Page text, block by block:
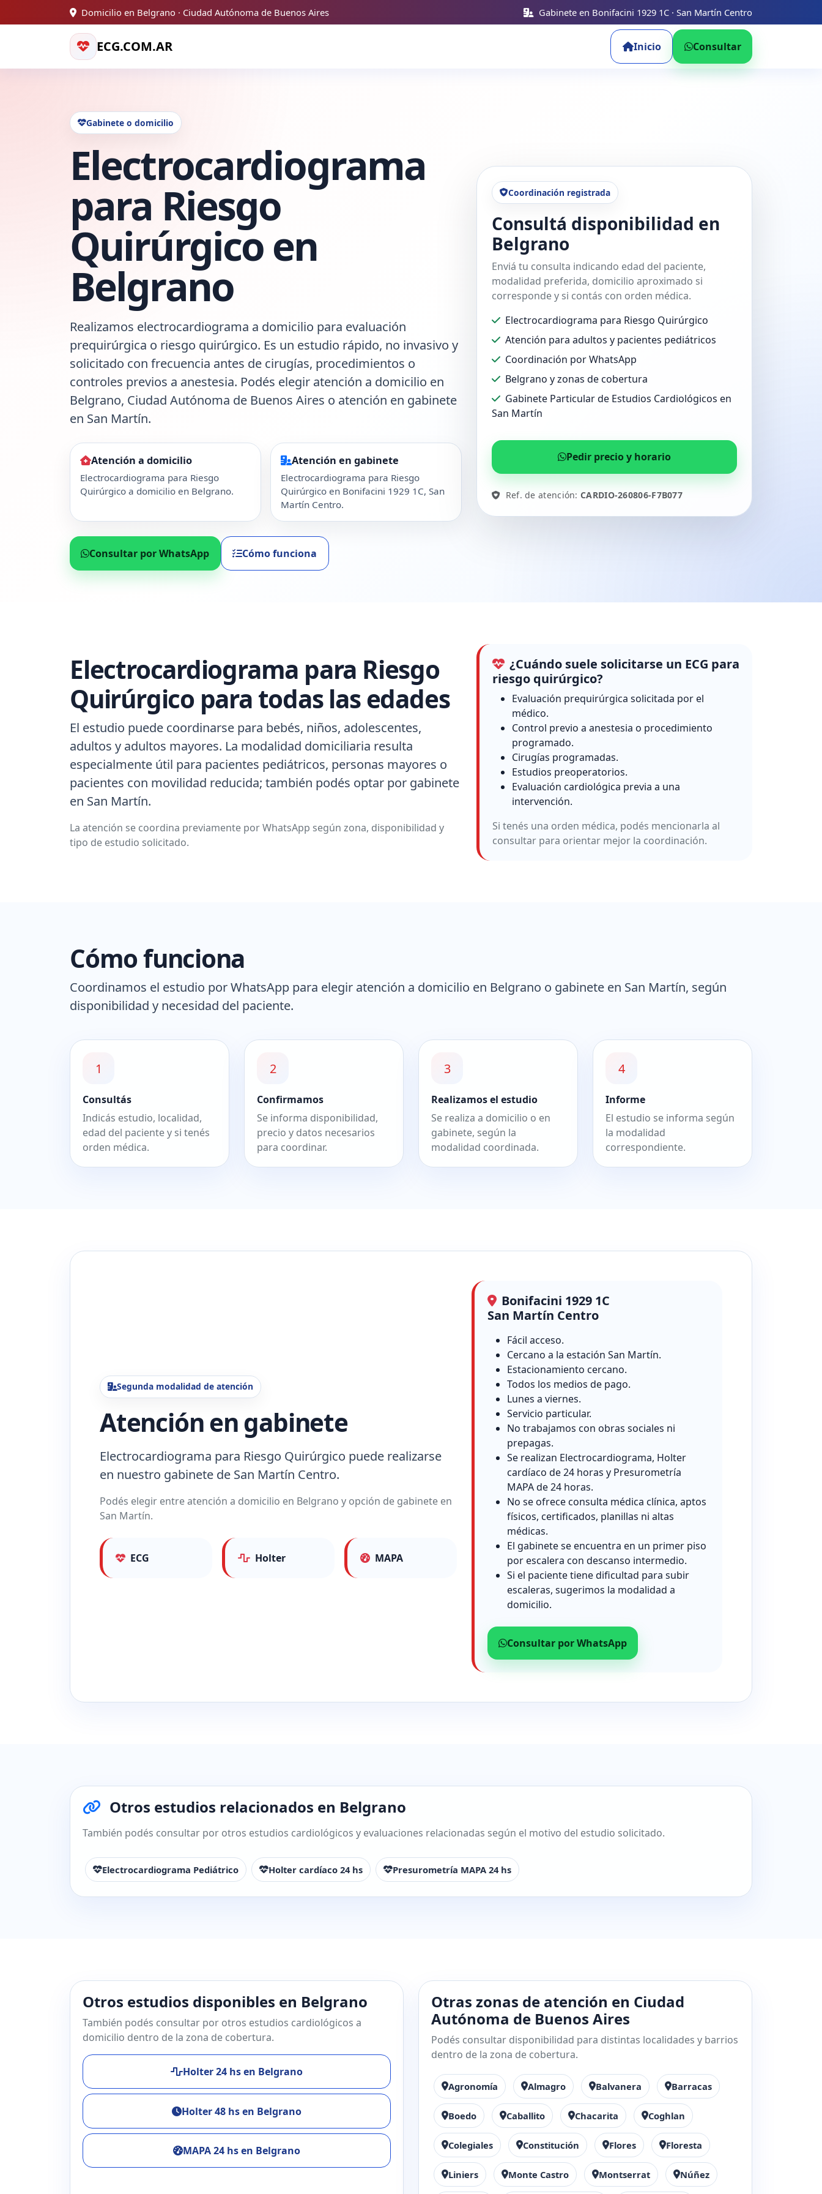
Domicilio en Belgrano · Ciudad Autónoma de Buenos Aires Gabinete en Bonifacini 1929 1C · San Martín Centro
ECG.COM.AR Inicio Consultar
Gabinete o domicilio
Electrocardiograma
para Riesgo
Quirúrgico en
Belgrano
Realizamos electrocardiograma a domicilio para evaluación
prequirúrgica o riesgo quirúrgico. Es un estudio rápido, no invasivo y
solicitado con frecuencia antes de cirugías, procedimientos o
controles previos a anestesia. Podés elegir atención a domicilio en
Belgrano, Ciudad Autónoma de Buenos Aires o atención en gabinete
en San Martín.
Atención a domicilio
Electrocardiograma para Riesgo
Quirúrgico a domicilio en Belgrano.
Atención en gabinete
Electrocardiograma para Riesgo
Quirúrgico en Bonifacini 1929 1C, San
Martín Centro.
Consultar por WhatsApp Cómo funciona
Coordinación registrada
Consultá disponibilidad en
Belgrano
Enviá tu consulta indicando edad del paciente,
modalidad preferida, domicilio aproximado si
corresponde y si contás con orden médica.
Electrocardiograma para Riesgo Quirúrgico
Atención para adultos y pacientes pediátricos
Coordinación por WhatsApp
Belgrano y zonas de cobertura
Gabinete Particular de Estudios Cardiológicos en
San Martín
Pedir precio y horario
Ref. de atención:CARDIO-260806-F7B077
Electrocardiograma para Riesgo
Quirúrgico para todas las edades
El estudio puede coordinarse para bebés, niños, adolescentes,
adultos y adultos mayores. La modalidad domiciliaria resulta
especialmente útil para pacientes pediátricos, personas mayores o
pacientes con movilidad reducida; también podés optar por gabinete
en San Martín.
La atención se coordina previamente por WhatsApp según zona, disponibilidad y
tipo de estudio solicitado.
¿Cuándo suele solicitarse un ECG para
riesgo quirúrgico?
Evaluación prequirúrgica solicitada por el
médico.
Control previo a anestesia o procedimiento
programado.
Cirugías programadas.
Estudios preoperatorios.
Evaluación cardiológica previa a una
intervención.
Si tenés una orden médica, podés mencionarla al
consultar para orientar mejor la coordinación.
Cómo funciona
Coordinamos el estudio por WhatsApp para elegir atención a domicilio en Belgrano o gabinete en San Martín, según
disponibilidad y necesidad del paciente.
1
Consultás
Indicás estudio, localidad,
edad del paciente y si tenés
orden médica.
2
Confirmamos
Se informa disponibilidad,
precio y datos necesarios
para coordinar.
3
Realizamos el estudio
Se realiza a domicilio o en
gabinete, según la
modalidad coordinada.
4
Informe
El estudio se informa según
la modalidad
correspondiente.
Segunda modalidad de atención
Atención en gabinete
Electrocardiograma para Riesgo Quirúrgico puede realizarse
en nuestro gabinete de San Martín Centro.
Podés elegir entre atención a domicilio en Belgrano y opción de gabinete en
San Martín.
ECG Holter MAPA
Bonifacini 1929 1C
San Martín Centro
Fácil acceso.
Cercano a la estación San Martín.
Estacionamiento cercano.
Todos los medios de pago.
Lunes a viernes.
Servicio particular.
No trabajamos con obras sociales ni
prepagas.
Se realizan Electrocardiograma, Holter
cardíaco de 24 horas y Presurometría
MAPA de 24 horas.
No se ofrece consulta médica clínica, aptos
físicos, certificados, planillas ni altas
médicas.
El gabinete se encuentra en un primer piso
por escalera con descanso intermedio.
Si el paciente tiene dificultad para subir
escaleras, sugerimos la modalidad a
domicilio.
Consultar por WhatsApp
Otros estudios relacionados en Belgrano
También podés consultar por otros estudios cardiológicos y evaluaciones relacionadas según el motivo del estudio solicitado.
Electrocardiograma Pediátrico Holter cardíaco 24 hs Presurometría MAPA 24 hs
Otros estudios disponibles en Belgrano
También podés consultar por otros estudios cardiológicos a
domicilio dentro de la zona de cobertura.
Holter 24 hs en Belgrano
Holter 48 hs en Belgrano
MAPA 24 hs en Belgrano
Otras zonas de atención en Ciudad
Autónoma de Buenos Aires
Podés consultar disponibilidad para distintas localidades y barrios
dentro de la zona de cobertura.
Agronomía Almagro Balvanera Barracas
Boedo Caballito Chacarita Coghlan
Colegiales Constitución Flores Floresta
Liniers Monte Castro Montserrat Núñez